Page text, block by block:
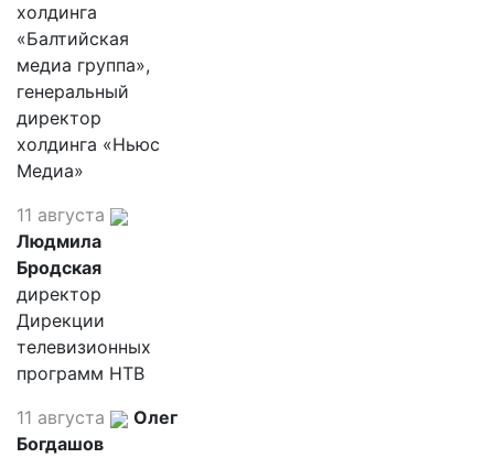
холдинга
«Балтийская
медиа группа»,
генеральный
директор
холдинга «Ньюс
Медиа»
11 августа
Людмила
Бродская
директор
Дирекции
телевизионных
программ НТВ
11 августа
Олег
Богдашов